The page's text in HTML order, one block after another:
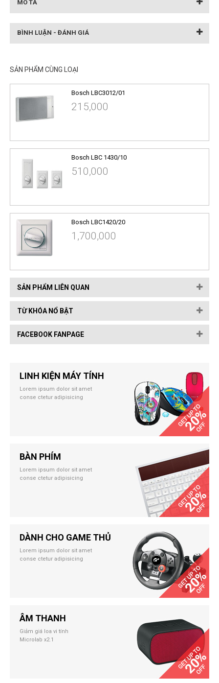
MÔ TẢ
BÌNH LUẬN - ĐÁNH GIÁ
SẢN PHẨM CÙNG LOẠI
Bosch LBC3012/01
215,000
Bosch LBC 1430/10
510,000
Bosch LBC1420/20
1,700,000
SẢN PHẨM LIÊN QUAN
TỪ KHÓA NỔ BẬT
FACEBOOK FANPAGE
LINH KIỆN MÁY TÍNH
Lorem ipsum dolor sit amet
conse ctetur adipisicing
BÀN PHÍM
Lorem ipsum dolor sit amet
conse ctetur adipisicing
DÀNH CHO GAME THỦ
Lorem ipsum dolor sit amet
conse ctetur adipisicing
ÂM THANH
Giảm giá loa vi tính
Microlab x2.1